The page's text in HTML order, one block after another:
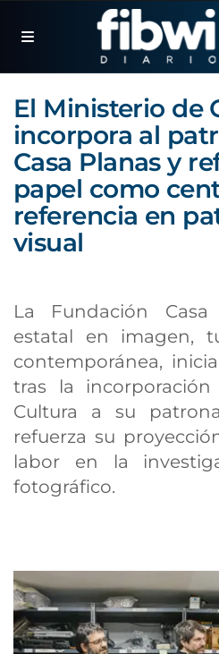
El Ministerio de
incorpora al
Casa Planas y
papel como
referencia en
visual
La Fundación Casa
estatal en imagen,
contemporánea,
tras la
Cultura a su
refuerza su
labor en la
fotográfico.